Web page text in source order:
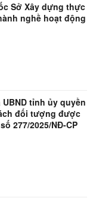
Sở Xây dựng thực
nghề hoạt động
tỉnh ủy quyền
đối tượng được
277/2025/NĐ-CP